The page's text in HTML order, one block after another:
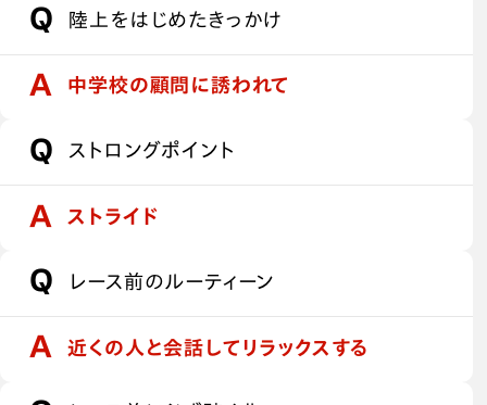
陸上をはじめたきっかけ
中学校の顧問に誘われて
ストロングポイント
ストライド
レース前のルーティーン
近くの人と会話してリラックスする